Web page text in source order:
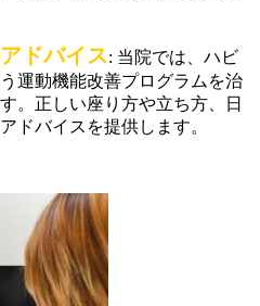
ドバイス: 当院では、ハビ
運動機能改善プログラムを治
。正しい座り方や立ち方、日
ドバイスを提供します。